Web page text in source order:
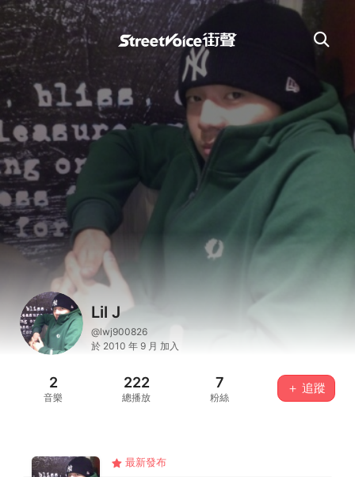
Lil J
@lwj900826
於 2010 年 9 月 加入
2
音樂
222
總播放
7
粉絲
＋ 追蹤
最新發布